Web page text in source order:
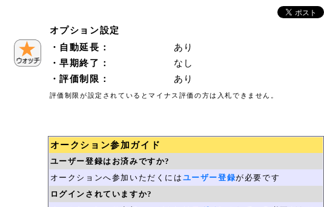
オプション設定
・自動延長：
あり
・早期終了：
なし
・評価制限：
あり
評価制限が設定されているとマイナス評価の方は入札できません。
オークション参加ガイド
ユーザー登録はお済みですか?
オークションへ参加いただくには ユーザー登録が必要です
ログインされていますか?